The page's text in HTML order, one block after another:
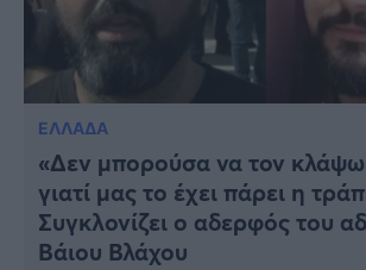
ΕΛΛΑΔΑ
«Δεν μπορούσα να τον κλάψω
γιατί μας το έχει πάρει η
Συγκλονίζει ο αδερφός του
Βάιου Βλάχου